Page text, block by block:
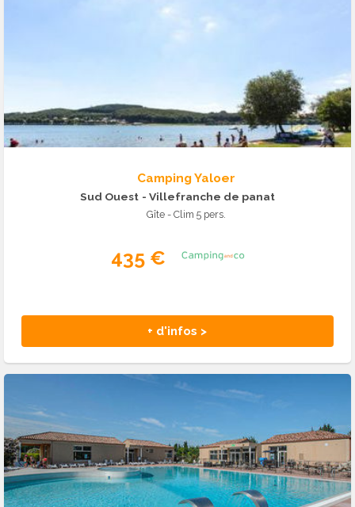
Camping Yaloer
Sud Ouest - Villefranche de panat
Gîte - Clim 5 pers.
435 €
+ d'infos >